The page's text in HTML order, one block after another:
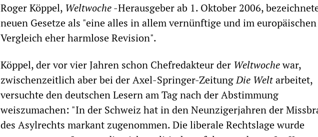
Roger Köppel, Weltwoche-Herausgeber ab 1. Oktober 2006,
neuen Gesetze als "eine alles in allem vernünftige und im europäischen
Vergleich eher harmlose Revision".
Köppel, der vor vier Jahren schon Chefredakteur der Weltwochewar,
zwischenzeitlich aber bei der Axel-Springer-ZeitungDie Weltarbeitet,
versuchte den deutschen Lesern am Tag nach der Abstimmung
weiszumachen: "In der Schweiz hat in den Neunzigerjahren der
des Asylrechts markant zugenommen. Die liberale Rechtslage wurde